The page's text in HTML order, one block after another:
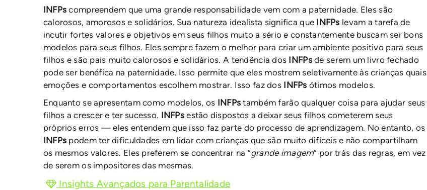
INFPscompreendem que uma grande responsabilidade vem com a paternidade. Eles são
calorosos, amorosos e solidários. Sua natureza idealista significa que INFPs levam a tarefa de
incutir fortes valores e objetivos em seus filhos muito a sério e constantemente buscam ser bons
modelos para seus filhos. Eles sempre fazem o melhor para criar um ambiente positivo para seus
filhos e são pais muito calorosos e solidários. A tendência dos INFPsde serem um livro fechado
pode ser benéfica na paternidade. Isso permite que eles mostrem seletivamente às crianças quais
emoções e comportamentos escolhem mostrar. Isso faz dos INFPs ótimos modelos.
Enquanto se apresentam como modelos, os INFPstambém farão qualquer coisa para ajudar seus
filhos a crescer e ter sucesso. INFPsestão dispostos a deixar seus filhos cometerem seus
próprios erros — eles entendem que isso faz parte do processo de aprendizagem. No entanto, os
INFPs podem ter dificuldades em lidar com crianças que são muito difíceis e não compartilham
os mesmos valores. Eles preferem se concentrar na “grande imagem” por trás das regras, em vez
de serem os impositores das mesmas.
Insights Avançados para Parentalidade